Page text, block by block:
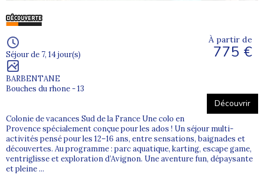
Séjour de 7, 14 jour(s)
BARBENTANE
Bouches du rhone - 13
À partir de
775 €
Découvrir
Colonie de vacances Sud de la France Une colo en
Provence spécialement conçue pour les ados ! Un séjour multi-
activités pensé pour les 12–16 ans, entre sensations, baignades et
découvertes. Au programme : parc aquatique, karting, escape game,
ventriglisse et exploration d’Avignon. Une aventure fun, dépaysante
et pleine ...